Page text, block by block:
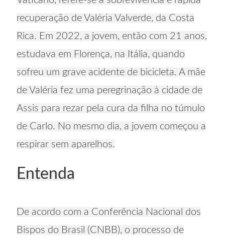
recuperação de Valéria Valverde, da Costa
Rica. Em 2022, a jovem, então com 21 anos,
estudava em Florença, na Itália, quando
sofreu um grave acidente de bicicleta. A mãe
de Valéria fez uma peregrinação à cidade de
Assis para rezar pela cura da filha no túmulo
de Carlo. No mesmo dia, a jovem começou a
respirar sem aparelhos.
Entenda
De acordo com a Conferência Nacional dos
Bispos do Brasil (CNBB), o processo de